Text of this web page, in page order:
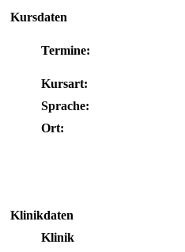
Kursdaten
Termine:
Kursart:
Sprache:
Ort:
Klinikdaten
Klinik